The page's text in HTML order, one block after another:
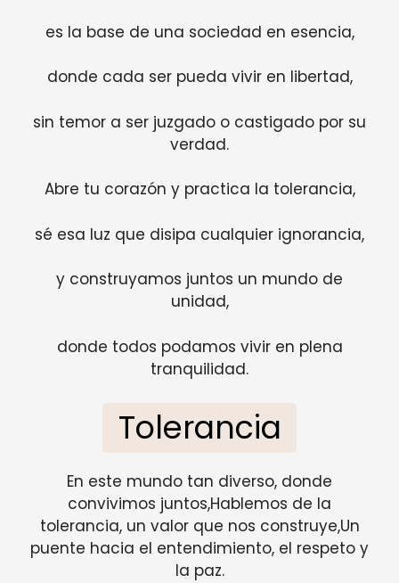
es la base de una sociedad en esencia,
donde cada ser pueda vivir en libertad,
sin temor a ser juzgado o castigado por su
verdad.
Abre tu corazón y practica la tolerancia,
sé esa luz que disipa cualquier ignorancia,
y construyamos juntos un mundo de
unidad,
donde todos podamos vivir en plena
tranquilidad.
Tolerancia
En este mundo tan diverso, donde
convivimos juntos,Hablemos de la
tolerancia, un valor que nos construye,Un
puente hacia el entendimiento, el respeto y
la paz.